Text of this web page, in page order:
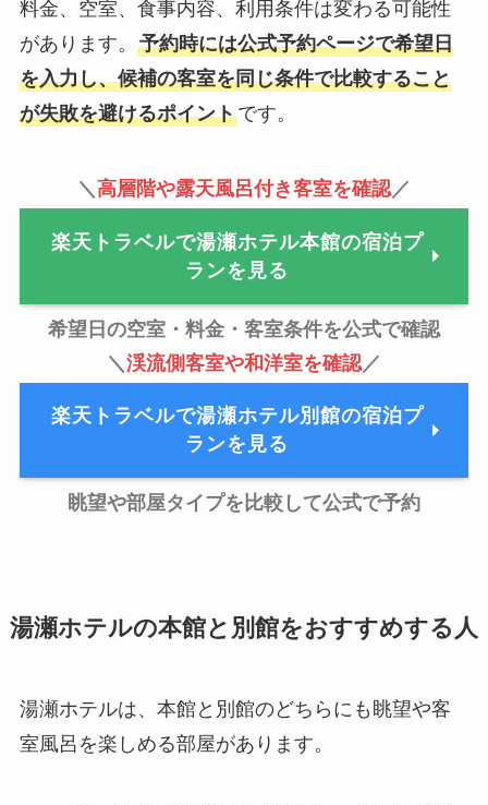
料金、空室、食事内容、利用条件は変わる可能性
があります。 予約時には公式予約ページで希望日
を入力し、候補の客室を同じ条件で比較すること
が失敗を避けるポイントです。
＼ 高層階や露天風呂付き客室を確認 ／
楽天トラベルで湯瀬ホテル本館の宿泊プ
ランを見る
希望日の空室・料金・客室条件を公式で確認
＼ 渓流側客室や和洋室を確認 ／
楽天トラベルで湯瀬ホテル別館の宿泊プ
ランを見る
眺望や部屋タイプを比較して公式で予約
湯瀬ホテルの本館と別館をおすすめする人
湯瀬ホテルは、本館と別館のどちらにも眺望や客
室風呂を楽しめる部屋があります。